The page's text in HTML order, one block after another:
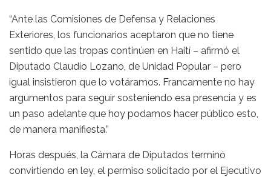
“Ante las Comisiones de Defensa y Relaciones
Exteriores, los funcionarios aceptaron que no tiene
sentido que las tropas continúen en Haití – afirmó el
Diputado Claudio Lozano, de Unidad Popular – pero
igual insistieron que lo votáramos. Francamente no hay
argumentos para seguir sosteniendo esa presencia y es
un paso adelante que hoy podamos hacer público esto,
de manera manifiesta.”
Horas después, la Cámara de Diputados terminó
convirtiendo en ley, el permiso solicitado por el Ejecutivo